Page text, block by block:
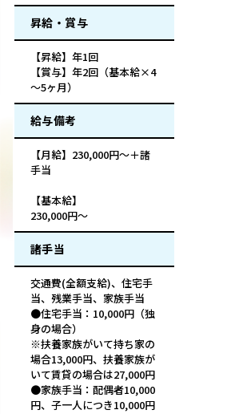
昇給・賞与
【昇給】年1回
【賞与】年2回（基本給×4
～5ヶ月）
給与備考
【月給】230,000円～＋諸
手当
【基本給】
230,000円～
諸手当
交通費(全額支給)、住宅手
当、残業手当、家族手当
●住宅手当：10,000円（独
身の場合）
※扶養家族がいて持ち家の
場合13,000円、扶養家族が
いて賃貸の場合は27,000円
●家族手当：配偶者10,000
円、子一人につき10,000円